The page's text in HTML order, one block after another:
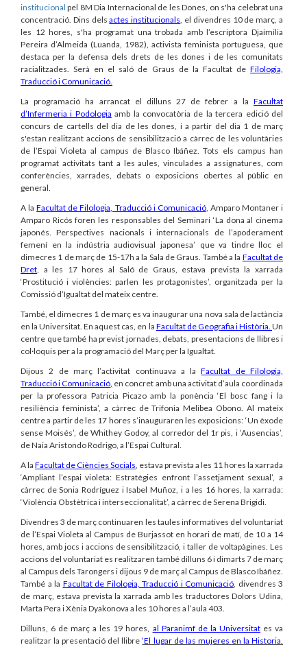
institucionalpel 8M Dia Internacional de les Dones, on s'ha celebrat una
concentració. Dins delsactes institucionals , el divendres 10 de març, a
les 12 hores, s'ha programat una trobada amb l’escriptora Djaimilia
Pereira d’Almeida (Luanda, 1982), activista feminista portuguesa, que
destaca per la defensa dels drets de les dones i de les comunitats
racialitzades. Serà en el saló de Graus de la Facultat deFilologia,
Traducció i Comunicació
La programació ha arrancat el dilluns 27 de febrer a la Facultat
d’Infermeria i Podologia amb la convocatòria de la tercera edició del
concurs de cartells del dia de les dones, i a partir del dia 1 de març
s'estan realitzant accions de sensibilització a càrrec de les voluntàries
de l’Espai Violeta al campus de Blasco Ibáñez. Tots els campus han
programat activitats tant a les aules, vinculades a assignatures, com
conferències, xarrades, debats o exposicions obertes al públic en
general.
A laFacultat de Filologia, Traducció i Comunicació, Amparo Montaner i
Amparo Ricós foren les responsables del Seminari ‘La dona al cinema
japonés. Perspectives nacionals i internacionals de l’apoderament
femení en la indústria audiovisual japonesa’ que va tindre lloc el
dimecres 1 de març de 15-17h a la Sala de Graus. També a la Facultat de
Dret , a les 17 hores al Saló de Graus, estava prevista la xarrada
‘Prostitució i violències: parlen les protagonistes’, organitzada per la
Comissió d’Igualtat del mateix centre.
També, el dimecres 1 de març es va inaugurar una nova sala de lactància
en la Universitat. En aquest cas, en la Facultat de Geografia i Història.Un
centre que també ha previst jornades, debats, presentacions de llibres i
col·loquis per a la programació del Març per la Igualtat.
Dijous 2 de març l’activitat continuava a laFacultat de Filologia,
Traducció i Comunicació en concret amb una activitat d’aula coordinada
per la professora Patricia Picazo amb la ponència ‘El bosc fang i la
resiliència feminista’, a càrrec de Trifonia Melibea Obono. Al mateix
centre a partir de les 17 hores s’inauguraren les exposicions: ‘Un èxode
sense Moisés’, de Whithey Godoy, al corredor del 1r pis, i ‘Ausencias’,
de Naia Aristondo Rodrigo, a l’Espai Cultural.
A la Facultat de Ciències Socials , estava prevista a les 11 hores la xarrada
‘Ampliant l’espai violeta: Estratègies enfront l’assetjament sexual’, a
càrrec de Sonia Rodríguez i Isabel Muñoz, i a les 16 hores, la xarrada:
‘Violència Obstètrica i interseccionalitat’, a càrrec de Serena Brigidi.
Divendres 3 de març continuaren les taules informatives del voluntariat
de l’Espai Violeta al Campus de Burjassot en horari de matí, de 10 a 14
hores, amb jocs i accions de sensibilització, i taller de voltapàgines. Les
accions del voluntariat es realitzaren també dilluns 6 i dimarts 7 de març
al Campus dels Tarongers i dijous 9 de març al Campus de Blasco Ibáñez.
També a la Facultat de Filologia, Traducció i Comunicació , divendres 3
de març, estava prevista la xarrada amb les traductores Dolors Udina,
Marta Pera i Xènia Dyakonova a les 10 hores a l’aula 403.
Dilluns, 6 de març a les 19 hores, al Paranimf de la Universitates va
realitzar la presentació del llibre‘El lugar de las mujeres en la Historia.